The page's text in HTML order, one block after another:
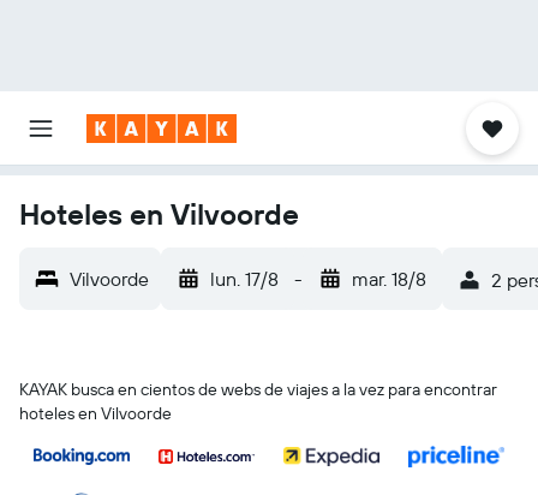
Hoteles en Vilvoorde
Vilvoorde lun. 17/8 - mar. 18/8 2
KAYAK busca en cientos de webs de viajes a la vez para encontrar
hoteles en Vilvoorde